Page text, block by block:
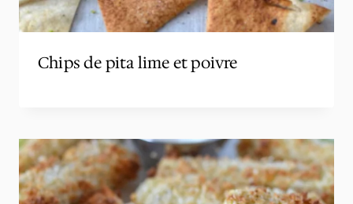
Chips de pita lime et poivre